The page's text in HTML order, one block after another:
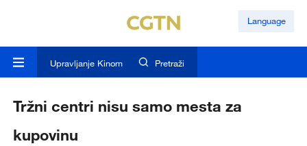
Language
Upravljanje Kinom Pretraži
Tržni centri nisu samo mesta za
kupovinu